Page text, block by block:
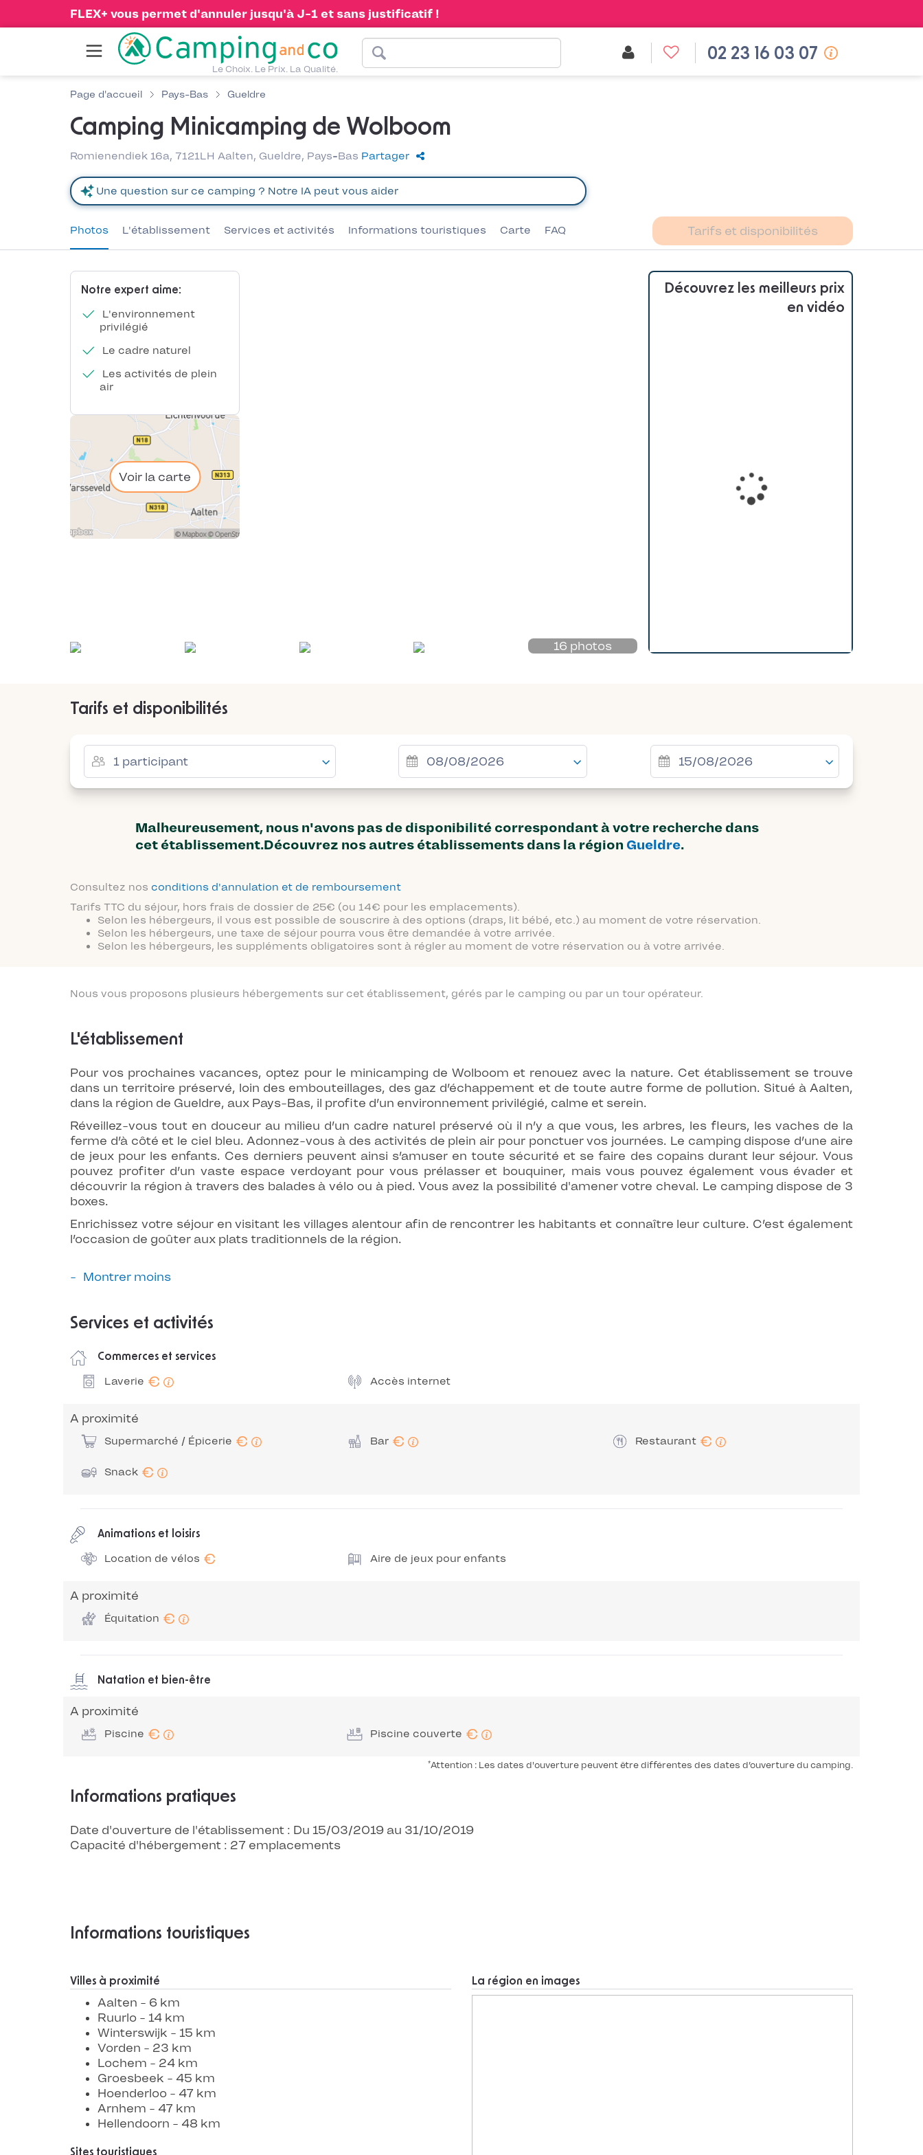
FLEX+ vous permet d'annuler jusqu'à J-1 et sans justificatif !
Le Choix. Le Prix. La Qualité.
02 23 16 03 07
Page d'accueil Pays-Bas Gueldre
Camping Minicamping de Wolboom
Romienendiek 16a, 7121LH Aalten, Gueldre, Pays-Bas Partager
Photos L'établissement Services et activités Informations touristiques Carte FAQ Tarifs et disponibilités
Notre expert aime:
L'environnement
privilégié
Le cadre naturel
Les activités de plein
air
Voir la carte
16 photos
Découvrez les meilleurs prix
en vidéo
Tarifs et disponibilités
Malheureusement, nous n'avons pas de disponibilité correspondant à votre recherche dans
cet établissement.Découvrez nos autres établissements dans la région Gueldre.
Consultez nos conditions d'annulation et de remboursement
Tarifs TTC du séjour, hors frais de dossier de 25€ (ou 14€ pour les emplacements).
Selon les hébergeurs, il vous est possible de souscrire à des options (draps, lit bébé, etc.) au moment de votre réservation.
Selon les hébergeurs, une taxe de séjour pourra vous être demandée à votre arrivée.
Selon les hébergeurs, les suppléments obligatoires sont à régler au moment de votre réservation ou à votre arrivée.
Nous vous proposons plusieurs hébergements sur cet établissement, gérés par le camping ou par un tour opérateur.
L'établissement
Pour vos prochaines vacances, optez pour le minicamping de Wolboom et renouez avec la nature. Cet établissement se trouve
dans un territoire préservé, loin des embouteillages, des gaz d’échappement et de toute autre forme de pollution. Situé à Aalten,
dans la région de Gueldre, aux Pays-Bas, il profite d’un environnement privilégié, calme et serein.
Réveillez-vous tout en douceur au milieu d’un cadre naturel préservé où il n’y a que vous, les arbres, les fleurs, les vaches de la
ferme d’à côté et le ciel bleu. Adonnez-vous à des activités de plein air pour ponctuer vos journées. Le camping dispose d’une aire
de jeux pour les enfants. Ces derniers peuvent ainsi s’amuser en toute sécurité et se faire des copains durant leur séjour. Vous
pouvez profiter d’un vaste espace verdoyant pour vous prélasser et bouquiner, mais vous pouvez également vous évader et
découvrir la région à travers des balades à vélo ou à pied. Vous avez la possibilité d'amener votre cheval. Le camping dispose de 3
boxes.
Enrichissez votre séjour en visitant les villages alentour afin de rencontrer les habitants et connaître leur culture. C’est également
l’occasion de goûter aux plats traditionnels de la région.
Montrer moins
Services et activités
Commerces et services
Laverie € Accès internet
A proximité
Supermarché / Épicerie € Bar € Restaurant €
Snack €
Animations et loisirs
Location de vélos € Aire de jeux pour enfants
A proximité
Équitation €
Natation et bien-être
A proximité
Piscine € Piscine couverte €
*Attention : Les dates d'ouverture peuvent être différentes des dates d’ouverture du camping.
Informations pratiques
Date d'ouverture de l'établissement : Du 15/03/2019 au 31/10/2019
Capacité d'hébergement : 27 emplacements
Informations touristiques
Villes à proximité
Aalten - 6 km
Ruurlo - 14 km
Winterswijk - 15 km
Vorden - 23 km
Lochem - 24 km
Groesbeek - 45 km
Hoenderloo - 47 km
Arnhem - 47 km
Hellendoorn - 48 km
Sites touristiques
La région en images